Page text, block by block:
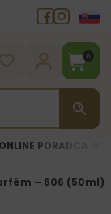
0
ONLINE PORADCA
– 606 (50ml)